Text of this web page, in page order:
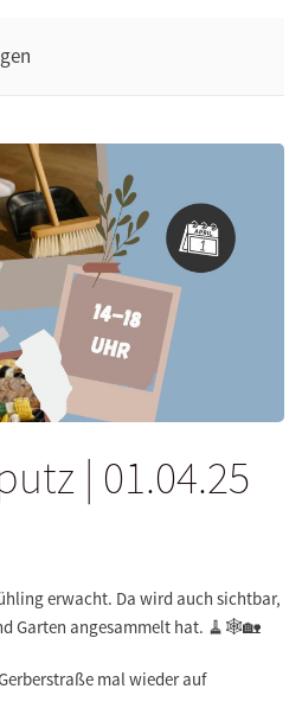
| 01.04.25
erwacht. Da wird auch sichtbar,
Garten angesammelt hat. 🧹🕸️🏡
mal wieder auf